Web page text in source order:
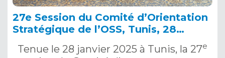
27e Session du Comité d’Orientation
Stratégique de l’OSS, Tunis, 28
Tenue le 28 janvier 2025 à Tunis, la 27e